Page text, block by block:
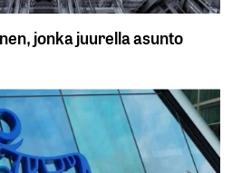
jonka juurella asunto